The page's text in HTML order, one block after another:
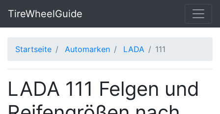
TireWheelGuide
Startseite Automarken LADA 111
LADA 111 Felgen und